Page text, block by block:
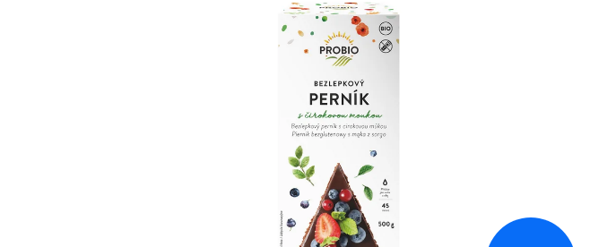
hvězdiček.